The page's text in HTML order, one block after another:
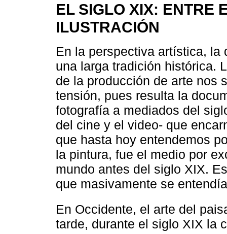
EL SIGLO XIX: ENTRE
ILUSTRACIÓN
En la perspectiva artística,
una larga tradición histórica.
de la producción de arte nos
tensión, pues resulta la
fotografía a mediados del
del cine y el video- que
que hasta hoy entendemos
la pintura, fue el medio por
mundo antes del siglo XIX.
que masivamente se
En Occidente, el arte del
tarde, durante el siglo XIX la